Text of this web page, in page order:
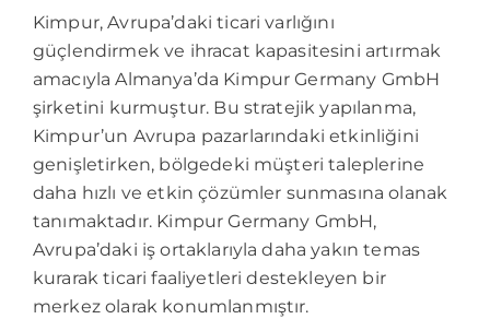
Kimpur, Avrupa’daki ticari varlığını
güçlendirmek ve ihracat kapasitesini artırmak
amacıyla Almanya’da Kimpur Germany GmbH
şirketini kurmuştur. Bu stratejik yapılanma,
Kimpur’un Avrupa pazarlarındaki etkinliğini
genişletirken, bölgedeki müşteri taleplerine
daha hızlı ve etkin çözümler sunmasına olanak
tanımaktadır. Kimpur Germany GmbH,
Avrupa’daki iş ortaklarıyla daha yakın temas
kurarak ticari faaliyetleri destekleyen bir
merkez olarak konumlanmıştır.